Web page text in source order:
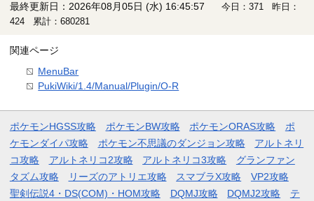
最終更新日：2026年08月05日 (水) 16:45:57
今日：371 昨日：
424 累計：680281
関連ページ
MenuBar
PukiWiki/1.4/Manual/Plugin/O-R
ポケモンHGSS攻略 ポケモンBW攻略 ポケモンORAS攻略
ポ
ケモンダイパ攻略
ポケモン不思議のダンジョン攻略
アルトネリ
コ攻略
アルトネリコ2攻略 アルトネリコ3攻略
グランファン
タズム攻略
リーズのアトリエ攻略 スマブラX攻略
VP2攻略
聖剣伝説4・DS(COM)・HOM攻略
DQMJ攻略 DQMJ2攻略 テ